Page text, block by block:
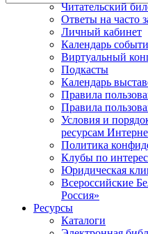
Читательский
Ответы на часто
Личный кабинет
Календарь
Виртуальный
Подкасты
Календарь
Правила
Правила
Условия и
ресурсам
Политика
Клубы по
Юридическая
Всероссийские
Россия»
Ресурсы
Каталоги